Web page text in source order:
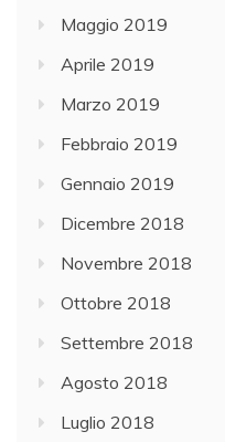
Maggio 2019
Aprile 2019
Marzo 2019
Febbraio 2019
Gennaio 2019
Dicembre 2018
Novembre 2018
Ottobre 2018
Settembre 2018
Agosto 2018
Luglio 2018